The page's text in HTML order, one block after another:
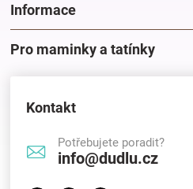
Informace
Pro maminky a tatínky
Kontakt
Potřebujete poradit?
info@dudlu.cz